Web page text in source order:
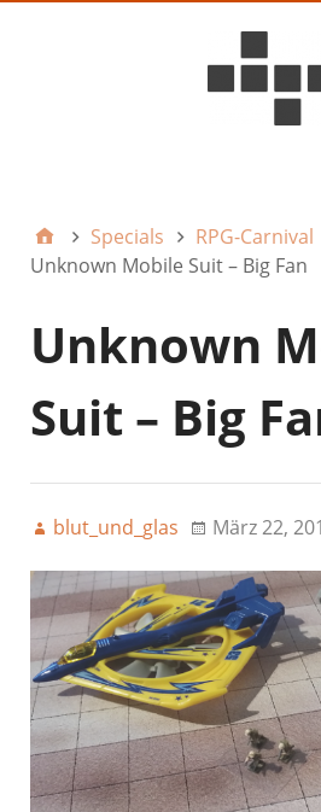
Specials
RPG-Carnival
Unknown Mobile Suit – Big Fan
Unknown
Suit – Big
blut_und_glas März 22,